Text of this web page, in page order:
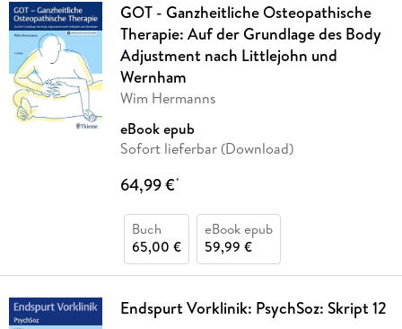
GOT - Ganzheitliche Osteopathische
Therapie: Auf der Grundlage des Body
Adjustment nach Littlejohn und
Wernham
Wim Hermanns
eBook epub
Sofort lieferbar (Download)
64,99 €*
Buch
65,00 €
eBook epub
59,99 €
Endspurt Vorklinik: PsychSoz: Skript 12